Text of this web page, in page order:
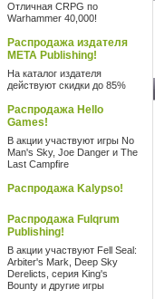
Отличная CRPG по
Warhammer 40,000!
Распродажа издателя
META Publishing!
На каталог издателя
действуют скидки до 85%
Распродажа Hello
Games!
В акции участвуют игры No
Man's Sky, Joe Danger и The
Last Campfire
Распродажа Kalypso!
Распродажа Fulqrum
Publishing!
В акции участвуют Fell Seal:
Arbiter's Mark, Deep Sky
Derelicts, серия King's
Bounty и другие игры